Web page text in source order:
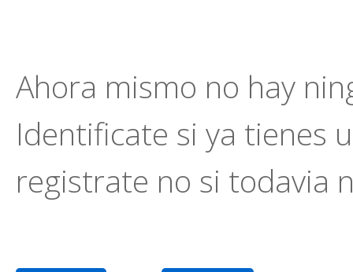
Ahora mismo no hay
Identificate si ya tienes
registrate no si todavia